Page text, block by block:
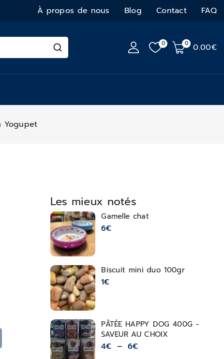
À propos de nous Blog Contact FAQ
0 0 0.00€
Yogupet
Les mieux notés
Gamelle chat
6€
Biscuit mini duo 100gr
1€
PÂTÉE HAPPY DOG 400G -
SAVEUR AU CHOIX
4€ – 6€